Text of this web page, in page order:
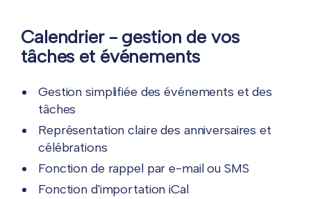
Calendrier - gestion de vos
tâches et événements
Gestion simplifiée des événements et des
tâches
Représentation claire des anniversaires et
célébrations
Fonction de rappel par e-mail ou SMS
Fonction d'importation iCal